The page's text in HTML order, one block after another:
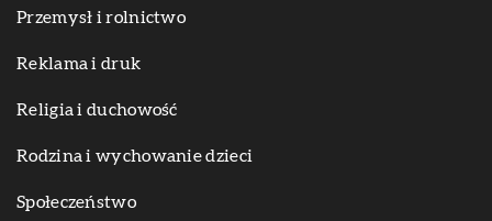
Przemysł i rolnictwo
Reklama i druk
Religia i duchowość
Rodzina i wychowanie dzieci
Społeczeństwo